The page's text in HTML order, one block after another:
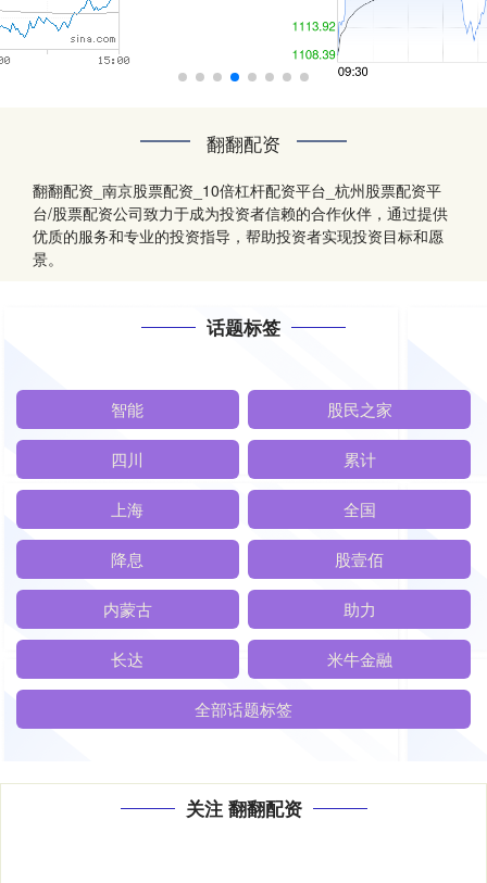
翻翻配资
翻翻配资_南京股票配资_10倍杠杆配资平台_杭州股票配资平
台/股票配资公司致力于成为投资者信赖的合作伙伴，通过提供
优质的服务和专业的投资指导，帮助投资者实现投资目标和愿
景。
话题标签
智能 股民之家
四川 累计
上海 全国
降息 股壹佰
内蒙古 助力
长达 米牛金融
全部话题标签
关注 翻翻配资